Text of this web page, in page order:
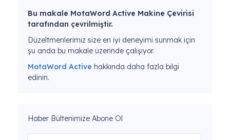
Bu makale MotaWord Active Makine Çevirisi
tarafından çevrilmiştir.
Düzeltmenlerimiz size en iyi deneyimi sunmak için
şu anda bu makale üzerinde çalışıyor.
MotaWord Active hakkında daha fazla bilgi
edinin.
Haber Bültenimize Abone Ol